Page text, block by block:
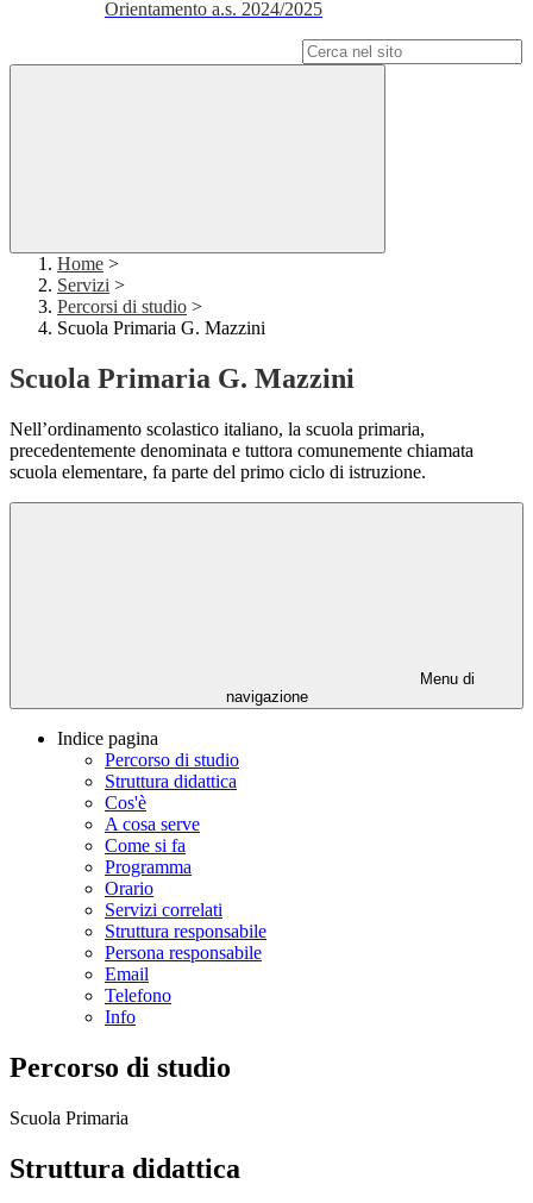
Orientamento a.s. 2024/2025
Home >
Servizi >
Percorsi di studio >
Scuola Primaria G. Mazzini
Scuola Primaria G. Mazzini
Nell’ordinamento scolastico italiano, la scuola primaria,
precedentemente denominata e tuttora comunemente chiamata
scuola elementare, fa parte del primo ciclo di istruzione.
Menu di
navigazione
Indice pagina
Percorso di studio
Struttura didattica
Cos'è
A cosa serve
Come si fa
Programma
Orario
Servizi correlati
Struttura responsabile
Persona responsabile
Email
Telefono
Info
Percorso di studio
Scuola Primaria
Struttura didattica